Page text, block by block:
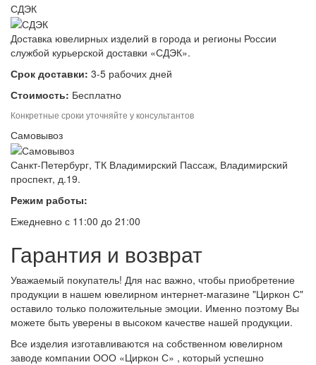
СДЭК
Доставка ювелирных изделий в города и регионы России
службой курьерской доставки «СДЭК».
Срок доставки: 3-5 рабочих дней
Стоимость: Бесплатно
Конкретные сроки уточняйте у консультантов
Самовывоз
Санкт-Петербург, ТК Владимирский Пассаж, Владимирский
проспект, д.19.
Режим работы:
Ежедневно с 11:00 до 21:00
Гарантия и возврат
Уважаемый покупатель! Для нас важно, чтобы приобретение
продукции в нашем ювелирном интернет-магазине "Циркон С"
оставило только положительные эмоции. Именно поэтому Вы
можете быть уверены в высоком качестве нашей продукции.
Все изделия изготавливаются на собственном ювелирном
заводе компании ООО «Циркон С» , который успешно